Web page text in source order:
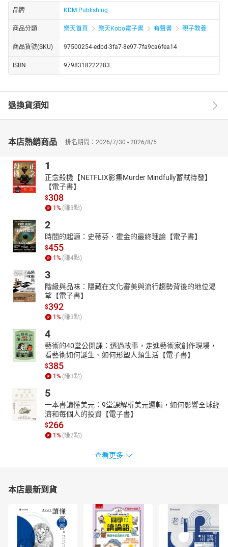
品牌 KDM Publishing
商品分類 樂天首頁 樂天Kobo電子書 有聲書 親子教養
商品貨號(SKU) 97500254-edbd-3fa7-8e97-7fa9ca6fea14
ISBN 9798318222283
退換貨須知
本店熱銷商品 排名期間：2026/7/30 - 2026/8/5
1
正念殺機【NETFLIX影集Murder Mindfully蓄弒待發】
【電子書】
$308
1% (賺3點)
2
時間的起源：史蒂芬．霍金的最終理論【電子書】
$455
1% (賺4點)
3
階級與品味：隱藏在文化審美與流行趨勢背後的地位渴
望【電子書】
$392
1% (賺3點)
4
藝術的40堂公開課：透過故事，走進藝術家創作現場，
看藝術如何誕生、如何形塑人類生活【電子書】
$385
1% (賺3點)
5
一本書讀懂美元：9堂課解析美元邏輯，如何影響全球經
濟和每個人的投資【電子書】
$266
1% (賺2點)
查看更多
本店最新到貨